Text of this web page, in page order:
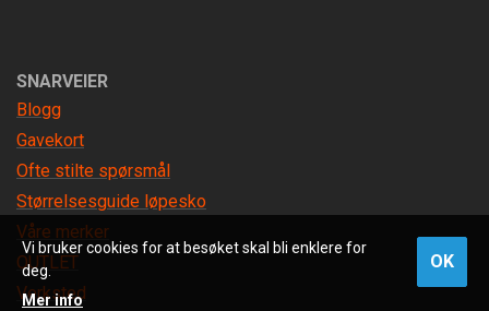
SNARVEIER
Blogg
Gavekort
Ofte stilte spørsmål
Størrelsesguide løpesko
Våre merker
OUTLET
Verksted
Vi bruker cookies for at besøket skal bli enklere for
deg.
Mer info
OK